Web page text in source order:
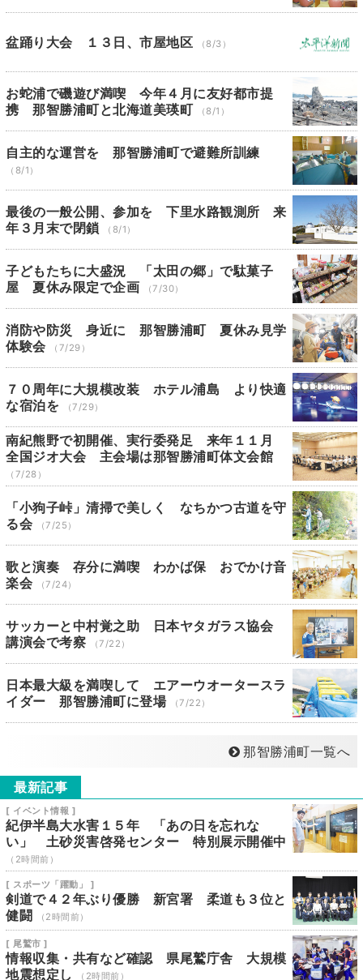
盆踊り大会 １３日、市屋地区 （8/3）
お蛇浦で磯遊び満喫 今年４月に友好都市提
携 那智勝浦町と北海道美瑛町
（8/1）
自主的な運営を 那智勝浦町で避難所訓練
（8/1）
最後の一般公開、参加を 下里水路観測所 来
年３月末で閉鎖
（8/1）
子どもたちに大盛況 「太田の郷」で駄菓子
屋 夏休み限定で企画
（7/30）
消防や防災 身近に 那智勝浦町 夏休み見学
体験会
（7/29）
７０周年に大規模改装 ホテル浦島 より快適
な宿泊を
（7/29）
南紀熊野で初開催、実行委発足 来年１１月
全国ジオ大会 主会場は那智勝浦町体文会館
（7/28）
「小狗子峠」清掃で美しく なちかつ古道を守
る会
（7/25）
歌と演奏 存分に満喫 わかば保 おでかけ音
楽会
（7/24）
サッカーと中村覚之助 日本ヤタガラス協会
講演会で考察
（7/22）
日本最大級を満喫して エアーウオータースラ
イダー 那智勝浦町に登場
（7/22）
那智勝浦町一覧へ
最新記事
[ イベント情報 ]
紀伊半島大水害１５年 「あの日を忘れな
い」 土砂災害啓発センター 特別展示開催中
（2時間前）
[ スポーツ「躍動」 ]
剣道で４２年ぶり優勝 新宮署 柔道も３位と
健闘
（2時間前）
[ 尾鷲市 ]
情報収集・共有など確認 県尾鷲庁舎 大規模
地震想定し
（2時間前）